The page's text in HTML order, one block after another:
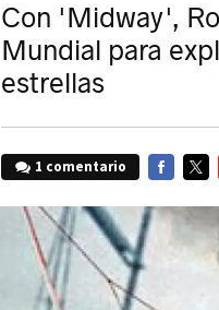
Con 'Midway',
Mundial para
estrellas
1 comentario